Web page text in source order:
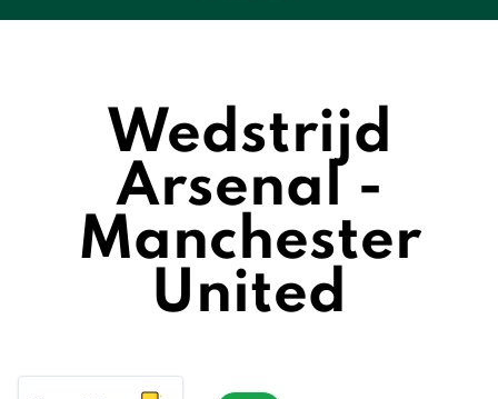
Wedstrijd
Arsenal -
Manchester
United